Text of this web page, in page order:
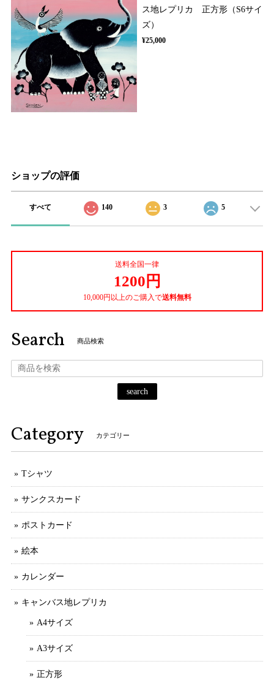
ス地レプリカ 正方形（S6サイ
ズ）
¥25,000
ショップの評価
すべて 140 3 5
送料全国一律
1200円
10,000円以上のご購入で送料無料
Search 商品検索
search
Category カテゴリー
Tシャツ
サンクスカード
ポストカード
絵本
カレンダー
キャンバス地レプリカ
A4サイズ
A3サイズ
正方形